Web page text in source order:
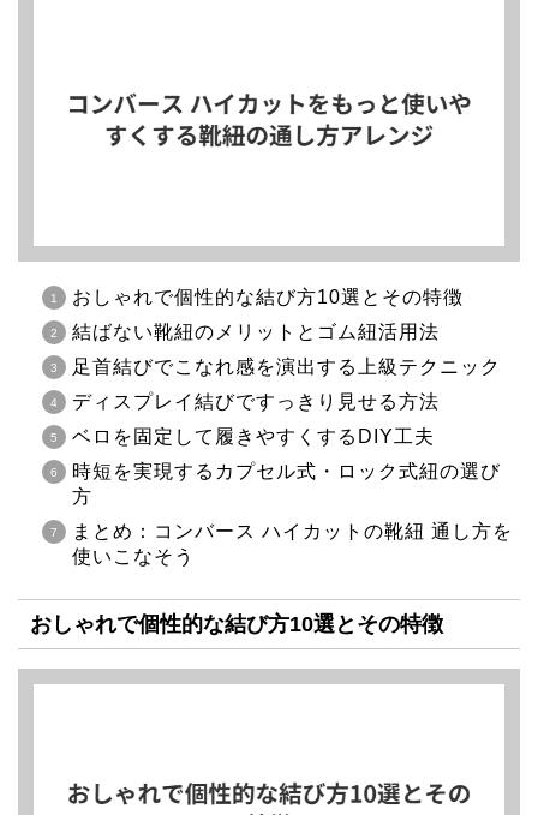
おしゃれで個性的な結び方10選とその特徴
結ばない靴紐のメリットとゴム紐活用法
足首結びでこなれ感を演出する上級テクニック
ディスプレイ結びですっきり見せる方法
ベロを固定して履きやすくするDIY工夫
時短を実現するカプセル式・ロック式紐の選び
方
まとめ：コンバース ハイカットの靴紐 通し方を
使いこなそう
おしゃれで個性的な結び方10選とその特徴